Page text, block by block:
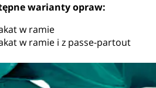
warianty opraw:
w ramie
w ramie i z passe-partout